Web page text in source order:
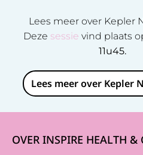
Lees meer over Kepler
Deze sessie vind plaats
11u45.
Lees meer over Kepler
OVER INSPIRE HEALTH &